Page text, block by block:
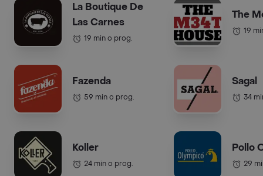
La Boutique De
Las Carnes
19 min o prog.
Fazenda
59 min o prog.
Koller
24 min o prog.
The
19
Sagal
34
Pollo
29